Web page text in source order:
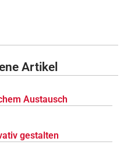
Artikel
Austausch
gestalten